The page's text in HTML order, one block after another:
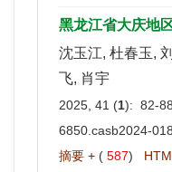
黑龙江省大庆地
沈玉江, 杜春玉,
飞, 肖宇
2025, 41 (1): 82-
6850.casb2024-
摘要 + ( 587)